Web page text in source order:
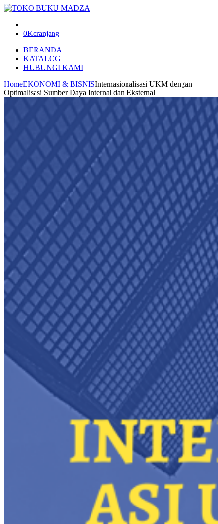
0Keranjang
BERANDA
KATALOG
HUBUNGI KAMI
HomeEKONOMI & BISNISInternasionalisasi UKM dengan
Optimalisasi Sumber Daya Internal dan Eksternal